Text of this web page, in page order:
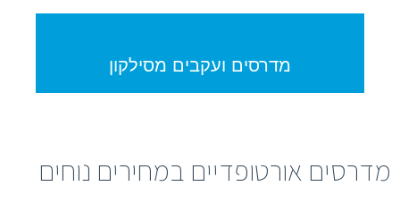
מדרסים ועקבים מסילקון
מדרסים אורטופדיים במחירים נוחים